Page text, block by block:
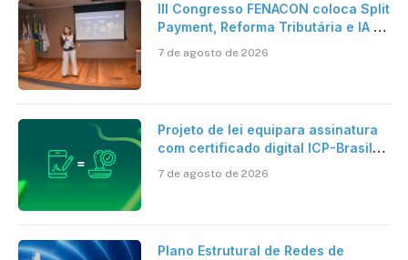
III Congresso FENACON coloca Split
Payment, Reforma Tributária e IA no
7 de agosto de 2026
Projeto de lei equipara assinatura
com certificado digital ICP-Brasil
cartório
7 de agosto de 2026
Plano Estrutural de Redes de